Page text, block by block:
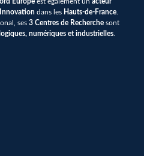
dans les Hauts-de-France
ses 3 Centres de Recherche sont
numériques et industrielles